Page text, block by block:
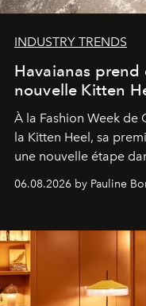
INDUSTRY TRENDS
Havaianas prend
nouvelle Kitten
À la Fashion Week de
la Kitten Heel, sa
une nouvelle étape
06.08.2026 by Pauline